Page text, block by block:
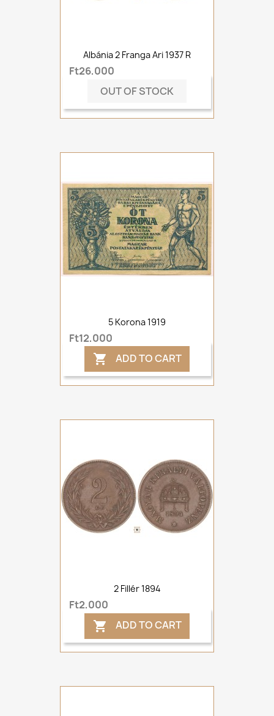
Albánia 2 Franga Ari 1937 R
Ft26,000
OUT OF STOCK
5 Korona 1919
Ft12,000
 ADD TO CART
2 Fillér 1894
Ft2,000
 ADD TO CART